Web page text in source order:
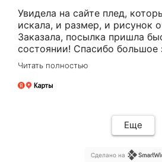
Увидела на сайте плед,
искала, и размер, и рисунок
Заказала, посылка пришла
состоянии! Спасибо
обслуживание менеджеру
Читать полностью
Еще
Сделано на